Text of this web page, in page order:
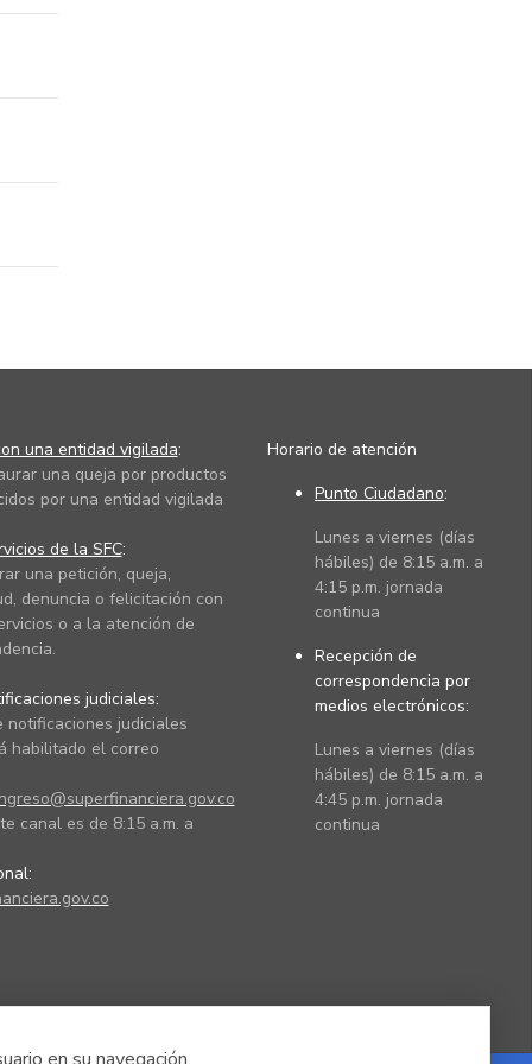
una entidad vigilada:
una queja por productos
por una entidad vigilada
de la SFC:
una petición, queja,
denuncia o felicitación con
o a la atención de
judiciales:
notificaciones judiciales
habilitado el correo
canal es de 8:15 a.m. a
Horario de atención
Punto Ciudadano:
Lunes a viernes (días
hábiles) de 8:15 a.m. a
4:15 p.m. jornada
continua
Recepción de
correspondencia por
medios electrónicos:
Lunes a viernes (días
hábiles) de 8:15 a.m. a
4:45 p.m. jornada
continua